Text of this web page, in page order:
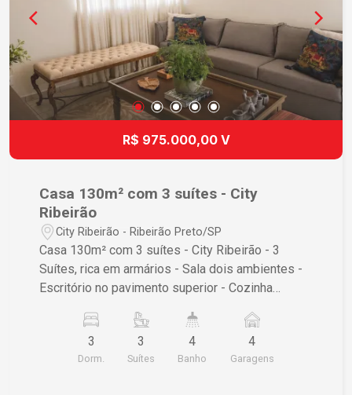
R$ 975.000,00 V
Casa 130m² com 3 suítes - City
Ribeirão
City Ribeirão - Ribeirão Preto/SP
Casa 130m² com 3 suítes - City Ribeirão - 3
Suítes, rica em armários - Sala dois ambientes -
Escritório no pavimento superior - Cozinha
fogão a lenha - Espaço para a colocação de uma
piscina - Quintal com plantas e árvores que
refrescam o ambiente - Garagem para 04 carros.
3
Dorm.
3
Suítes
4
Banho
4
Garagens